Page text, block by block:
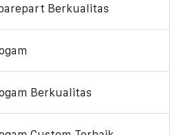
Berkualitas
Berkualitas